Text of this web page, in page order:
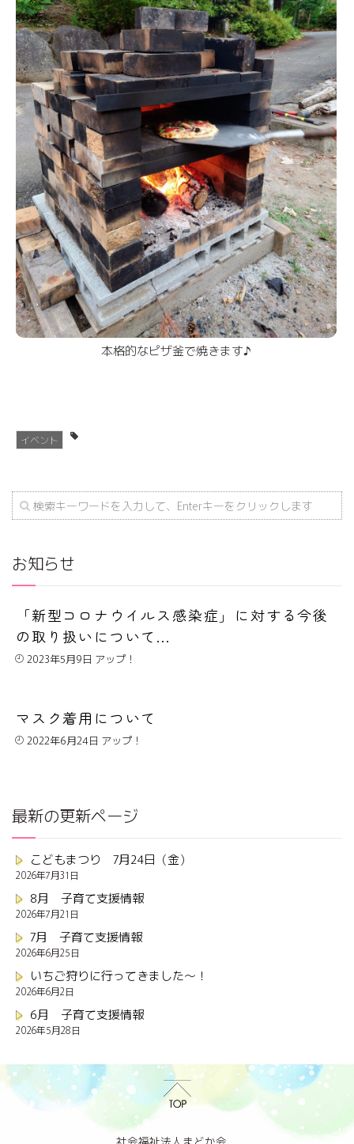
本格的なピザ釜で焼きます♪
イベント
お知らせ
「新型コロナウイルス感染症」に対する今後
の取り扱いについて...
2023年5月9日
マスク着用について
2022年6月24日
最新の更新ページ
こどもまつり 7月24日（金）
2026年7月31日
8月 子育て支援情報
2026年7月21日
7月 子育て支援情報
2026年6月25日
いちご狩りに行ってきました～！
2026年6月2日
6月 子育て支援情報
2026年5月28日